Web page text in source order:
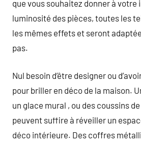
que vous souhaitez donner à votre
luminosité des pièces, toutes les
les mêmes effets et seront
pas.
Nul besoin d’être designer ou
pour briller en déco de la maison.
un glace mural , ou des coussins
peuvent suffire à réveiller un
déco intérieure. Des coffres